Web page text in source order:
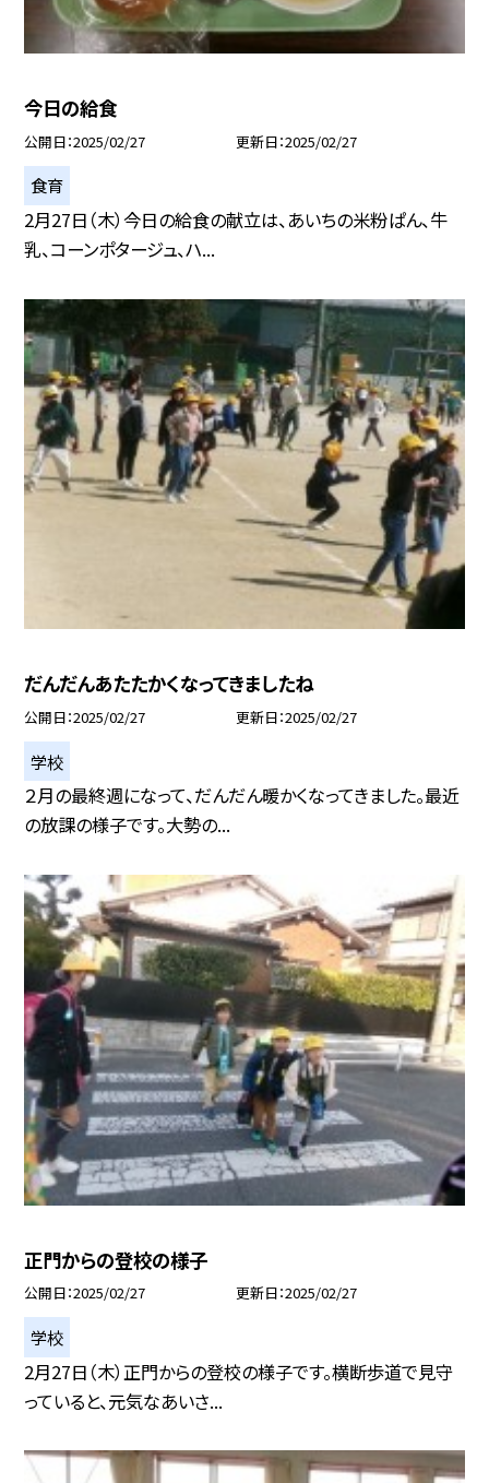
今日の給食
公開日 2025/02/27 更新日 2025/02/27
食育
2月27日（木）今日の給食の献立は、あいちの米粉ぱん、牛
乳、コーンポタージュ、ハ...
だんだんあたたかくなってきましたね
公開日 2025/02/27 更新日 2025/02/27
学校
２月の最終週になって、だんだん暖かくなってきました。最近
の放課の様子です。大勢の...
正門からの登校の様子
公開日 2025/02/27 更新日 2025/02/27
学校
2月27日（木）正門からの登校の様子です。横断歩道で見守
っていると、元気なあいさ...